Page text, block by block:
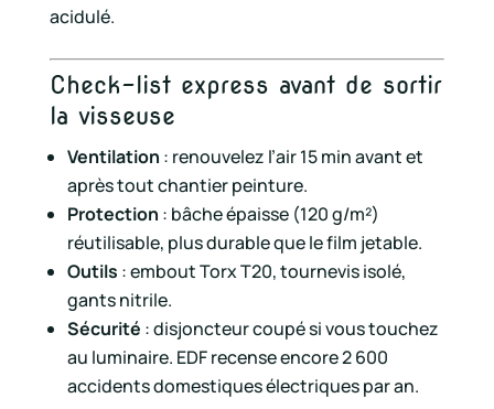
acidulé.
Check-list express avant de sortir
la visseuse
Ventilation : renouvelez l’air 15 min avant et
après tout chantier peinture.
Protection : bâche épaisse (120 g/m²)
réutilisable, plus durable que le film jetable.
Outils : embout Torx T20, tournevis isolé,
gants nitrile.
Sécurité : disjoncteur coupé si vous touchez
au luminaire. EDF recense encore 2 600
accidents domestiques électriques par an.